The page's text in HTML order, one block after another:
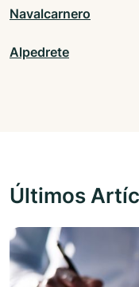
Navalcarnero
Alpedrete
Últimos